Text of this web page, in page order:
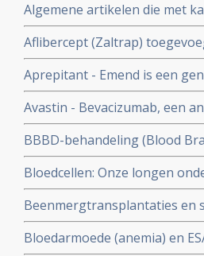
Algemene artikelen die met
van kanker
Aflibercept (Zaltrap)
leucovorine en irinotecan
1,5 maand
Aprepitant - Emend is een
vermindert en inmiddels
Avastin - Bevacizumab, een
kanker gebruikt wordt
artikelen
BBBD-behandeling (Blood
centrale zenuwstelsel
Bloedcellen: Onze longen
bloedcellen, bloedplaatjes en
Beenmergtransplantaties en
toxische middelen en
Valstar naast
Bloedarmoede (anemia) en